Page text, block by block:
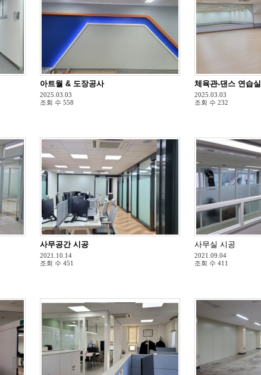
아트월 & 도장공사
2025.03.03
조회 수 558
체육관-댄스 연습실
2025.03.03
조회 수 232
사무공간 시공
2021.10.14
조회 수 451
사무실 시공
2021.09.04
조회 수 411